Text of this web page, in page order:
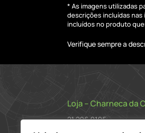
* As imagens utilizadas
descrições incluídas
incluídos no produto
Verifique sempre a
Loja – Charneca da
21 296 0195